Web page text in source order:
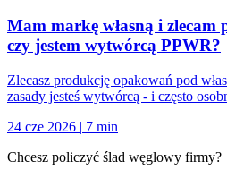
Mam markę własną i
czy jestem wytwórcą PPWR?
Zlecasz produkcję opakowań pod
zasady jesteś wytwórcą - i często
24 cze 2026 | 7 min
Chcesz policzyć ślad węglowy firmy?